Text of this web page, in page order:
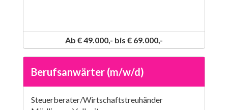
Ab € 49.000,- bis € 69.000,-
Berufsanwärter (m/w/d)
Steuerberater/Wirtschaftstreuhänder